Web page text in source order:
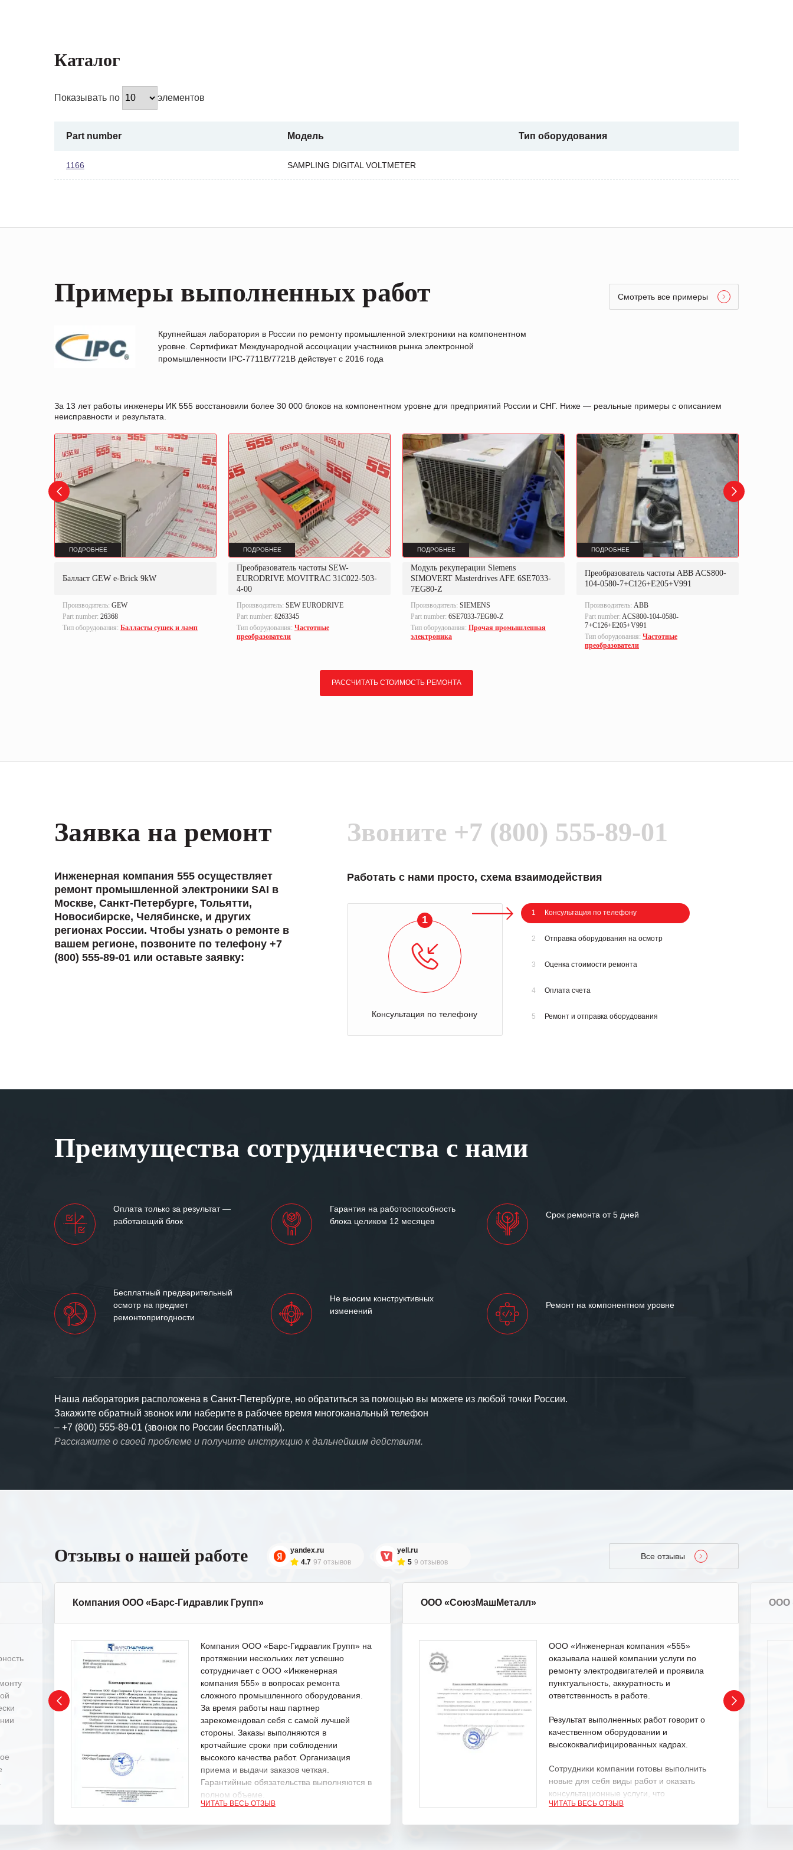
Каталог
Показывать по элементов
Part number Модель Тип оборудования
1166 SAMPLING DIGITAL VOLTMETER
Примеры выполненных работ
Крупнейшая лаборатория в России по ремонту промышленной электроники на компонентном
уровне. Сертификат Международной ассоциации участников рынка электронной
промышленности IPC-7711B/7721B действует с 2016 года
Смотреть все примеры
За 13 лет работы инженеры ИК 555 восстановили более 30 000 блоков на компонентном уровне для предприятий России и СНГ. Ниже — реальные примеры с описанием
неисправности и результата.
ПОДРОБНЕЕ
Балласт GEW e-Brick 9kW
Производитель: GEW
Part number: 26368
Тип оборудования: Балласты сушек и ламп
ПОДРОБНЕЕ
Преобразователь частоты SEW-
EURODRIVE MOVITRAC 31C022-503-
4-00
Производитель: SEW EURODRIVE
Part number: 8263345
Тип оборудования: Частотные
преобразователи
ПОДРОБНЕЕ
Модуль рекуперации Siemens
SIMOVERT Masterdrives AFE 6SE7033-
7EG80-Z
Производитель: SIEMENS
Part number: 6SE7033-7EG80-Z
Тип оборудования: Прочая промышленная
электроника
ПОДРОБНЕЕ
Преобразователь частоты ABB ACS800-
104-0580-7+C126+E205+V991
Производитель: ABB
Part number: ACS800-104-0580-
7+C126+E205+V991
Тип оборудования: Частотные
преобразователи
РАССЧИТАТЬ СТОИМОСТЬ РЕМОНТА
Заявка на ремонт
Инженерная компания 555 осуществляет
ремонт промышленной электроники SAI в
Москве, Санкт-Петербурге, Тольятти,
Новосибирске, Челябинске, и других
регионах России. Чтобы узнать о ремонте в
вашем регионе, позвоните по телефону +7
(800) 555-89-01 или оставьте заявку:
Звоните +7 (800) 555-89-01
Работать с нами просто, схема взаимодействия
1
Консультация по телефону
1 Консультация по телефону
2 Отправка оборудования на осмотр
3 Оценка стоимости ремонта
4 Оплата счета
5 Ремонт и отправка оборудования
Преимущества сотрудничества с нами
Оплата только за результат —
работающий блок
Гарантия на работоспособность
блока целиком 12 месяцев
Срок ремонта от 5 дней
Бесплатный предварительный
осмотр на предмет
ремонтопригодности
Не вносим конструктивных
изменений
Ремонт на компонентном уровне
Наша лаборатория расположена в Санкт-Петербурге, но обратиться за помощью вы можете из любой точки России.
Закажите обратный звонок или наберите в рабочее время многоканальный телефон
– +7 (800) 555-89-01 (звонок по России бесплатный).
Расскажите о своей проблеме и получите инструкцию к дальнейшим действиям.
Отзывы о нашей работе
yandex.ru
4.7 97 отзывов
yell.ru
5 9 отзывов
Все отзывы
Компания ООО «Барс-Гидравлик Групп»
Компания ООО «Барс-Гидравлик Групп» на
протяжении нескольких лет успешно
сотрудничает с ООО «Инженерная
компания 555» в вопросах ремонта
сложного промышленного оборудования.
За время работы наш партнер
зарекомендовал себя с самой лучшей
стороны. Заказы выполняются в
кротчайшие сроки при соблюдении
высокого качества работ. Организация
приема и выдачи заказов четкая.
Гарантийные обязательства выполняются в
полном объеме.
ЧИТАТЬ ВЕСЬ ОТЗЫВ
ООО «СоюзМашМеталл»
ООО «Инженерная компания «555»
оказывала нашей компании услуги по
ремонту электродвигателей и проявила
пунктуальность, аккуратность и
ответственность в работе.
Результат выполненных работ говорит о
качественном оборудовании и
высококвалифицированных кадрах.
Сотрудники компании готовы выполнить
новые для себя виды работ и оказать
консультационные услуги, что
характеризует их как профессионалов
ЧИТАТЬ ВЕСЬ ОТЗЫВ
ООО